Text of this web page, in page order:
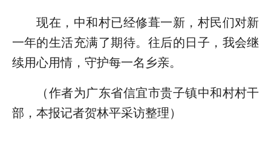
现在，中和村已经修葺一新，村民们对新
一年的生活充满了期待。往后的日子，我会继
续用心用情，守护每一名乡亲。
（作者为广东省信宜市贵子镇中和村村干
部，本报记者贺林平采访整理）